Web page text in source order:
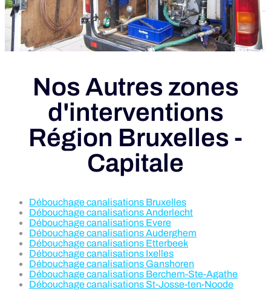
Nos Autres zones
d'interventions
Région Bruxelles -
Capitale
Débouchage canalisations Bruxelles
Débouchage canalisations Anderlecht
Débouchage canalisations Evere
Débouchage canalisations Auderghem
Débouchage canalisations Etterbeek
Débouchage canalisations Ixelles
Débouchage canalisations Ganshoren
Débouchage canalisations Berchem-Ste-Agathe
Débouchage canalisations St-Josse-ten-Noode